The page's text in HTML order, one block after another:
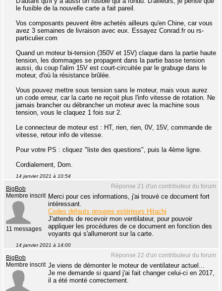
le fusible de la nouvelle carte a fait pareil.
Vos composants peuvent être achetés ailleurs qu'en Chine, car vous
avez 3 semaines de livraison avec eux. Essayez Conrad.fr ou rs-
particulier.com
Quand un moteur bi-tension (350V et 15V) claque dans la partie haute
tension, les dommages se propagent dans la partie basse tension
aussi, du coup l'alim 15V est court-circuitée par le grabuge dans le
moteur, d'où la résistance brûlée.
Vous pouvez mettre sous tension sans le moteur, mais vous aurez
un code erreur, car la carte ne reçoit plus l'info vitesse de rotation. Ne
jamais brancher ou débrancher un moteur avec la machine sous
tension, vous le claquez 1 fois sur 2.
Le connecteur de moteur est : HT, rien, rien, 0V, 15V, commande de
vitesse, retour info de vitesse.
Pour votre PS : cliquez "liste des questions", puis la 4ème ligne.
Cordialement, Dom.
14 janvier 2021 à 10:54
Réponse 21 d'un contributeur du forum
BigBob
Membre inscrit
11 messages
Merci pour ces informations, j'ai trouvé ce document fort
intéressant.
Codes défauts groupes extérieurs Hitachi
J'attends de recevoir mon ventilateur, pour pouvoir
appliquer les procédures de ce document en fonction des
voyants qui s'allumeront sur la carte.
14 janvier 2021 à 14:00
Réponse 22 d'un contributeur du forum
BigBob
Membre inscrit Je viens de démonter le moteur de ventilateur actuel...
Je me demande si quand j'ai fait changer celui-ci en 2017,
il a été monté correctement.